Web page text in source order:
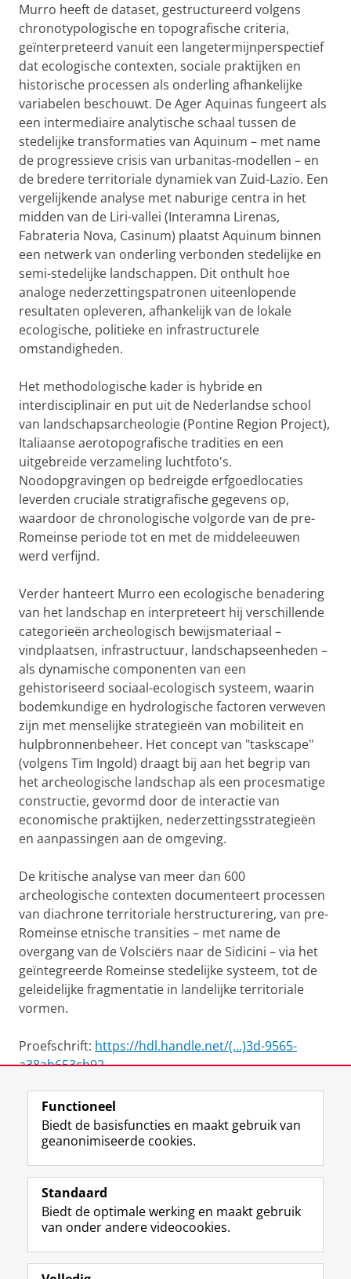
Murro heeft de dataset, gestructureerd volgens
chronotypologische en topografische criteria,
geïnterpreteerd vanuit een langetermijnperspectief
dat ecologische contexten, sociale praktijken en
historische processen als onderling afhankelijke
variabelen beschouwt. De Ager Aquinas fungeert als
een intermediaire analytische schaal tussen de
stedelijke transformaties van Aquinum – met name
de progressieve crisis van urbanitas-modellen – en
de bredere territoriale dynamiek van Zuid-Lazio. Een
vergelijkende analyse met naburige centra in het
midden van de Liri-vallei (Interamna Lirenas,
Fabrateria Nova, Casinum) plaatst Aquinum binnen
een netwerk van onderling verbonden stedelijke en
semi-stedelijke landschappen. Dit onthult hoe
analoge nederzettingspatronen uiteenlopende
resultaten opleveren, afhankelijk van de lokale
ecologische, politieke en infrastructurele
omstandigheden.
Het methodologische kader is hybride en
interdisciplinair en put uit de Nederlandse school
van landschapsarcheologie (Pontine Region Project),
Italiaanse aerotopografische tradities en een
uitgebreide verzameling luchtfoto's.
Noodopgravingen op bedreigde erfgoedlocaties
leverden cruciale stratigrafische gegevens op,
waardoor de chronologische volgorde van de pre-
Romeinse periode tot en met de middeleeuwen
werd verfijnd.
Verder hanteert Murro een ecologische benadering
van het landschap en interpreteert hij verschillende
categorieën archeologisch bewijsmateriaal –
vindplaatsen, infrastructuur, landschapseenheden –
als dynamische componenten van een
gehistoriseerd sociaal-ecologisch systeem, waarin
bodemkundige en hydrologische factoren verweven
zijn met menselijke strategieën van mobiliteit en
hulpbronnenbeheer. Het concept van "taskscape"
(volgens Tim Ingold) draagt ​​bij aan het begrip van
het archeologische landschap als een procesmatige
constructie, gevormd door de interactie van
economische praktijken, nederzettingsstrategieën
en aanpassingen aan de omgeving.
De kritische analyse van meer dan 600
archeologische contexten documenteert processen
van diachrone territoriale herstructurering, van pre-
Romeinse etnische transities – met name de
overgang van de Volsciërs naar de Sidicini – via het
geïntegreerde Romeinse stedelijke systeem, tot de
geleidelijke fragmentatie in landelijke territoriale
vormen.
Proefschrift: https://hdl.handle.net/(...)3d-9565-
a38ab653cb92
View this page in:English
Volg de RUG
F
a
e
b
o
L
i
k
e
I
R
S
-
f
e
I
n
t
r
Y
o
T
e
Studiekiezers
Alumni
Functioneel
Biedt de basisfuncties en maakt gebruik van
geanonimiseerde cookies.
Standaard
Biedt de optimale werking en maakt gebruik
van onder andere videocookies.